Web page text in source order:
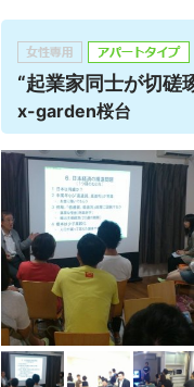
“起業家同士が切磋
x-garden桜台